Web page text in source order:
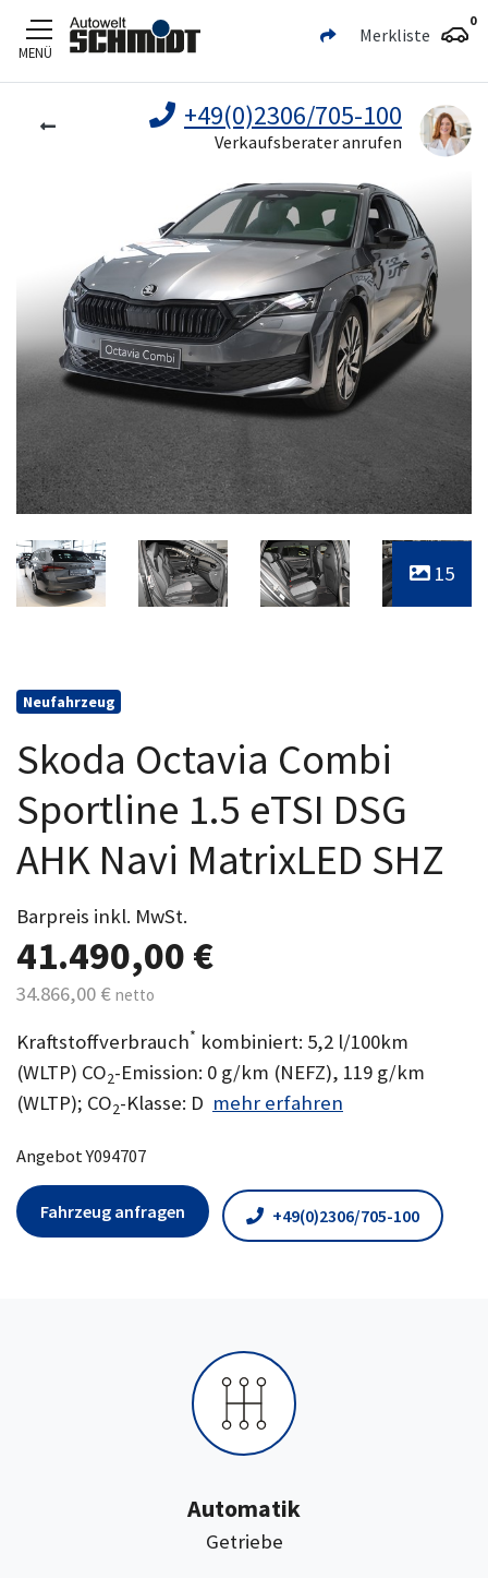
Zum Hauptinhalt
MENÜ
Merkliste
0
+49(0)2306/705-100
Verkaufsberater anrufen
15
Neufahrzeug
Skoda Octavia Combi
Sportline 1.5 eTSI DSG
AHK Navi MatrixLED SHZ
Barpreis inkl. MwSt.
41.490,00 €
34.866,00 € netto
Kraftstoffverbrauch* kombiniert: 5,2 l/100km
(WLTP) CO2-Emission: 0 g/km (NEFZ), 119 g/km
(WLTP); CO2-Klasse: D mehr erfahren
Angebot Y094707
Fahrzeug anfragen +49(0)2306/705-100
Getriebe:
Automatik